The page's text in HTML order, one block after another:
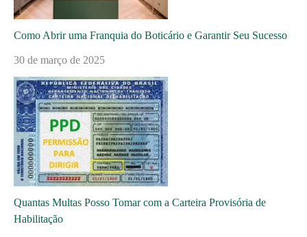
Como Abrir uma Franquia do Boticário e Garantir Seu Sucesso
30 de março de 2025
Quantas Multas Posso Tomar com a Carteira Provisória de
Habilitação